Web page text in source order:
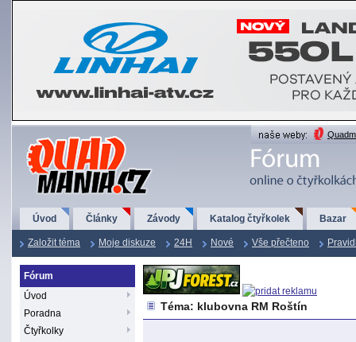
QuadMania.cz
Úvod Články Závody Katalog čtyřkolek Bazar
Založit téma Moje diskuze 24H Nové Vše přečteno
Fórum
Úvod
Poradna
Čtyřkolky
Téma: klubovna RM Roštín